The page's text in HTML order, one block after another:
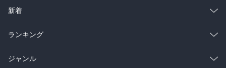
ラノベ
雑誌・グラビア
BL・TL
総合
ラノベ
雑誌・グラビア
新着
総合
ラノベ
ランキング
総合
ジャンル